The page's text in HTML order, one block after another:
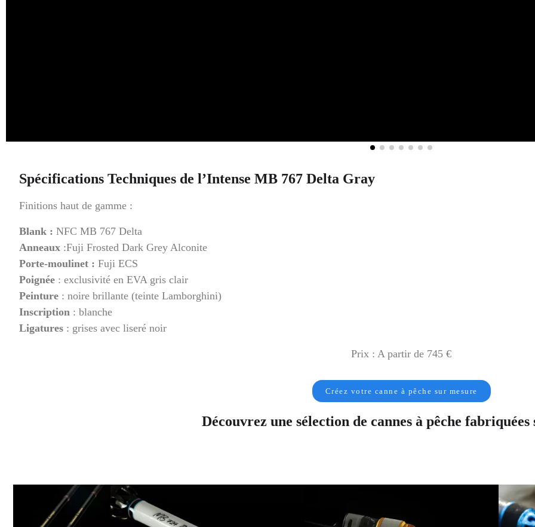
Spécifications Techniques de l’Intense MB 767 Delta Gray
Finitions haut de gamme :
Blank : NFC MB 767 Delta
Anneaux :Fuji Frosted Dark Grey Alconite
Porte-moulinet : Fuji ECS
Poignée : exclusivité en EVA gris clair
Peinture : noire brillante (teinte Lamborghini)
Inscription : blanche
Ligatures : grises avec liseré noir
Prix : A partir de 745 €
Créez votre canne à pêche sur mesure
Découvrez une sélection de cannes à pêche fabriquées
QUICK VIEW QUICK VIEW